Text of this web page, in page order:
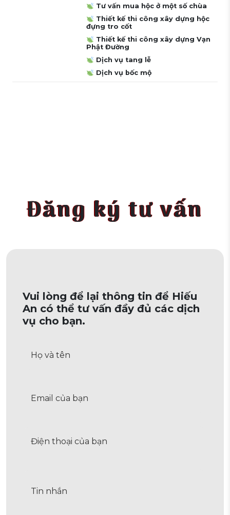
Tư vấn mua hộc ở một số chùa
Thiết kế thi công xây dựng hộc
đựng tro cốt
Thiết kế thi công xây dựng Vạn
Phật Đường
Dịch vụ tang lễ
Dịch vụ bốc mộ
Đăng ký tư vấn
Vui lòng để lại thông tin để Hiếu
An có thể tư vấn đầy đủ các dịch
vụ cho bạn.